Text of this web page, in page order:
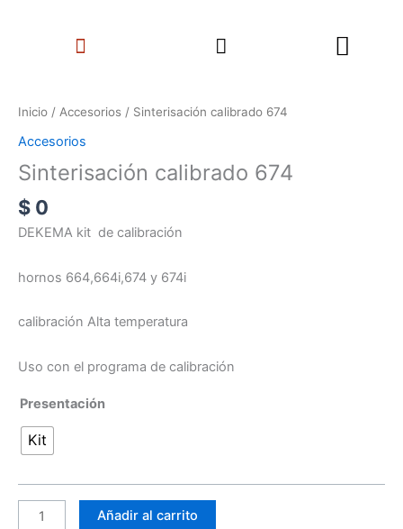
Menu Search
Inicio / Accesorios / Sinterisación calibrado 674
Accesorios
Sinterisación calibrado 674
$ 0
DEKEMA kit de calibración
hornos 664,664i,674 y 674i
calibración Alta temperatura
Uso con el programa de calibración
Presentación
Kit
calibrado
cantidad
Añadir al carrito